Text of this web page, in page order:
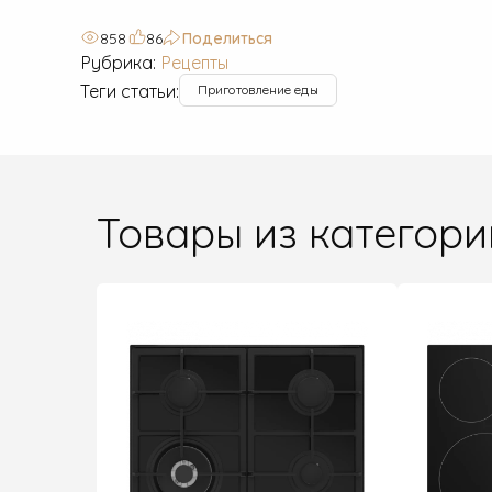
858 86 Поделиться
Рубрика: Рецепты
Теги статьи:
Приготовление еды
Товары из